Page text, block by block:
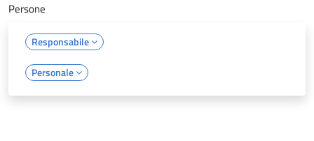
Persone
Responsabile
Personale